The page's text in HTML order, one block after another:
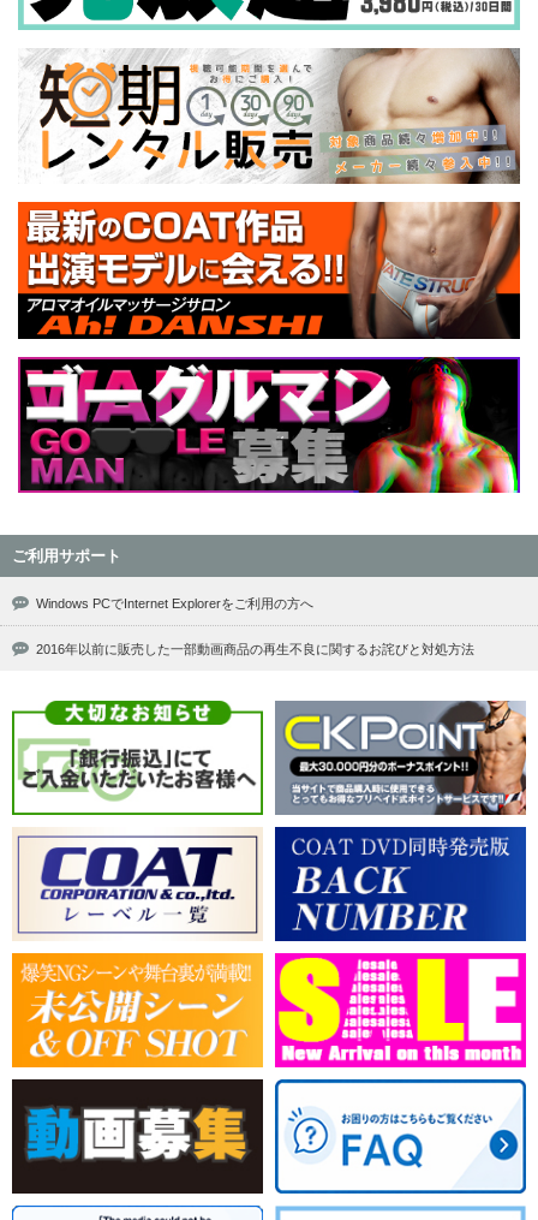
ご利用サポート
Windows PCでInternet Explorerをご利用の方へ
2016年以前に販売した一部動画商品の再生不良に関するお詫びと対処方法